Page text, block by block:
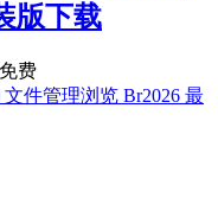
版下载
免费